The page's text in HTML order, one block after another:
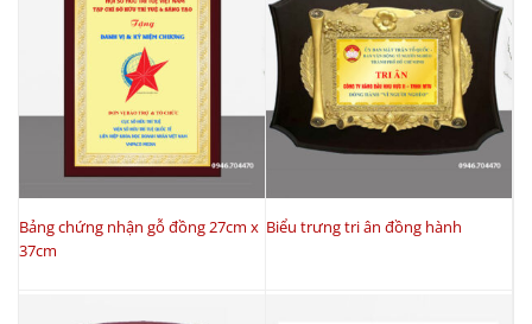
Bảng chứng nhận gỗ đồng 27cm x
37cm
Biểu trưng tri ân đồng hành